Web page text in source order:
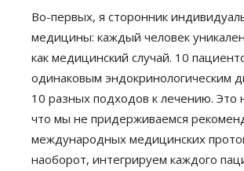
Во-первых, я сторонник
медицины: каждый человек
как медицинский случай. 10
одинаковым эндокринологическим
10 разных подходов к лечению. Это
что мы не придерживаемся
международных медицинских
наоборот, интегрируем каждого